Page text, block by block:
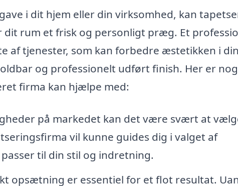
i dit hjem eller din virksomhed, kan
rum et frisk og personligt præg. Et
af tjenester, som kan forbedre æstetikken i
og professionelt udført finish. Her er
firma kan hjælpe med:
på markedet kan det være svært at
vil kunne guides dig i valget af
til din stil og indretning.
opsætning er essentiel for et flot resultat.